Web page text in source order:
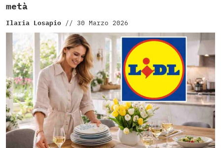
metà
Ilaria Losapio // 30 Marzo 2026